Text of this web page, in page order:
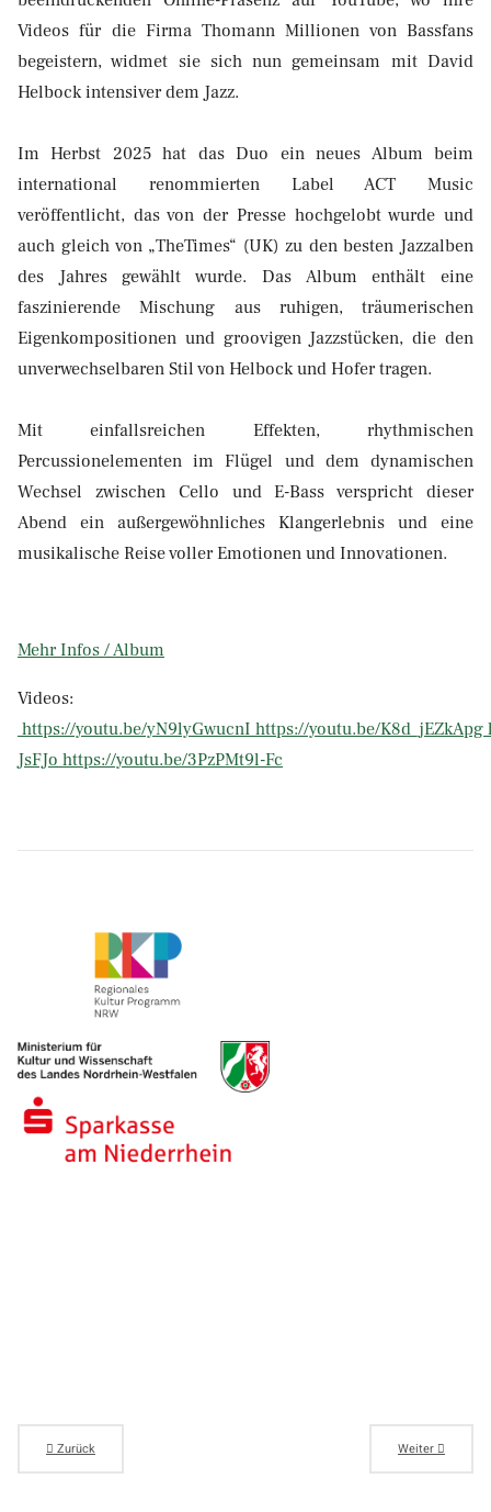
Videos für die Firma Thomann Millionen von Bassfans
begeistern, widmet sie sich nun gemeinsam mit David
Helbock intensiver dem Jazz.
Im Herbst 2025 hat das Duo ein neues Album beim
international renommierten Label ACT Music
veröffentlicht, das von der Presse hochgelobt wurde und
auch gleich von „TheTimes“ (UK) zu den besten Jazzalben
des Jahres gewählt wurde. Das Album enthält eine
faszinierende Mischung aus ruhigen, träumerischen
Eigenkompositionen und groovigen Jazzstücken, die den
unverwechselbaren Stil von Helbock und Hofer tragen.
Mit einfallsreichen Effekten, rhythmischen
Percussionelementen im Flügel und dem dynamischen
Wechsel zwischen Cello und E-Bass verspricht dieser
Abend ein außergewöhnliches Klangerlebnis und eine
musikalische Reise voller Emotionen und Innovationen.
Mehr Infos / Album
Videos:
https://youtu.be/yN9lyGwucnI https://youtu.be/K8d_jEZkApg
JsFJo https://youtu.be/3PzPMt9l-Fc
Zurück Weiter